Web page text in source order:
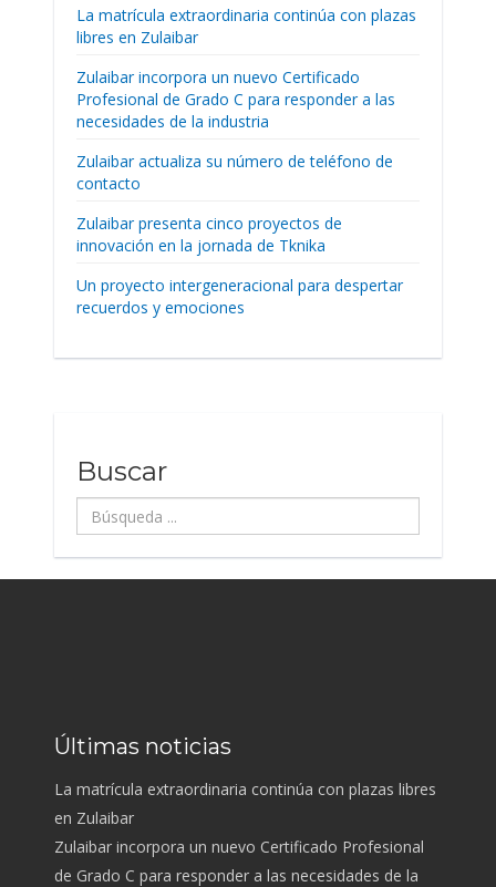
La matrícula extraordinaria continúa con plazas
libres en Zulaibar
Zulaibar incorpora un nuevo Certificado
Profesional de Grado C para responder a las
necesidades de la industria
Zulaibar actualiza su número de teléfono de
contacto
Zulaibar presenta cinco proyectos de
innovación en la jornada de Tknika
Un proyecto intergeneracional para despertar
recuerdos y emociones
Buscar
Búsqueda
...
Últimas noticias
La matrícula extraordinaria continúa con plazas libres
en Zulaibar
Zulaibar incorpora un nuevo Certificado Profesional
de Grado C para responder a las necesidades de la